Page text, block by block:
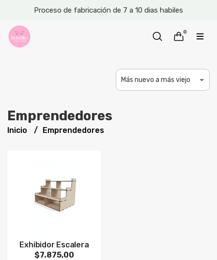
Proceso de fabricación de 7 a 10 dias habiles
0
Emprendedores
Inicio Emprendedores
Exhibidor Escalera
$7.875,00